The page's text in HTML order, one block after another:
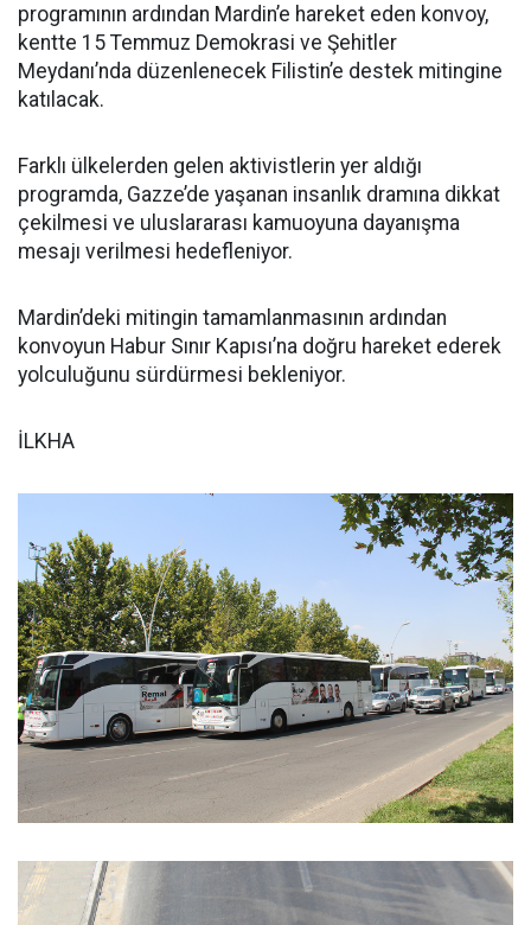
programının ardından Mardin’e hareket eden konvoy,
kentte 15 Temmuz Demokrasi ve Şehitler
Meydanı’nda düzenlenecek Filistin’e destek mitingine
katılacak.
Farklı ülkelerden gelen aktivistlerin yer aldığı
programda, Gazze’de yaşanan insanlık dramına dikkat
çekilmesi ve uluslararası kamuoyuna dayanışma
mesajı verilmesi hedefleniyor.
Mardin’deki mitingin tamamlanmasının ardından
konvoyun Habur Sınır Kapısı’na doğru hareket ederek
yolculuğunu sürdürmesi bekleniyor.
İLKHA